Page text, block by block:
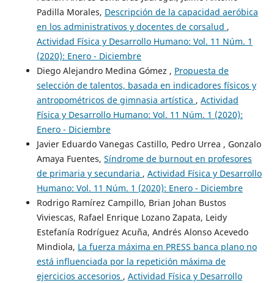
Padilla Morales, Descripción de la capacidad aeróbica
en los administrativos y docentes de corsalud ,
Actividad Física y Desarrollo Humano: Vol. 11 Núm. 1
(2020): Enero - Diciembre
Diego Alejandro Medina Gómez , Propuesta de
selección de talentos, basada en indicadores físicos y
antropométricos de gimnasia artística , Actividad
Física y Desarrollo Humano: Vol. 11 Núm. 1 (2020):
Enero - Diciembre
Javier Eduardo Vanegas Castillo, Pedro Urrea , Gonzalo
Amaya Fuentes, Síndrome de burnout en profesores
de primaria y secundaria , Actividad Física y Desarrollo
Humano: Vol. 11 Núm. 1 (2020): Enero - Diciembre
Rodrigo Ramírez Campillo, Brian Johan Bustos
Viviescas, Rafael Enrique Lozano Zapata, Leidy
Estefanía Rodríguez Acuña, Andrés Alonso Acevedo
Mindiola, La fuerza máxima en PRESS banca plano no
está influenciada por la repetición máxima de
ejercicios accesorios , Actividad Física y Desarrollo